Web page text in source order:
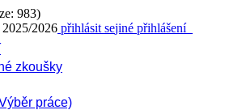
983)
2026 přihlásit sejiné přihlášení
zkoušky
práce)